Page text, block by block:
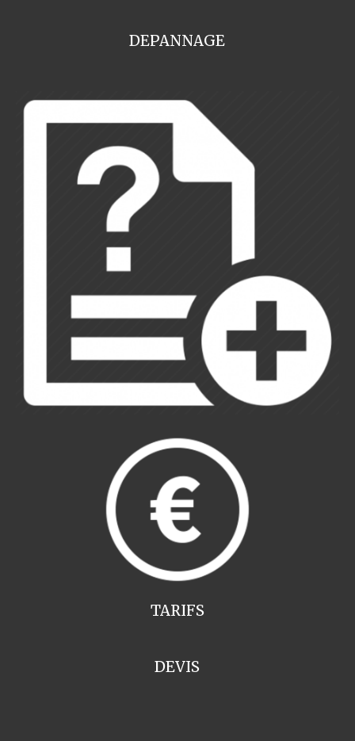
DEPANNAGE
TARIFS
DEVIS